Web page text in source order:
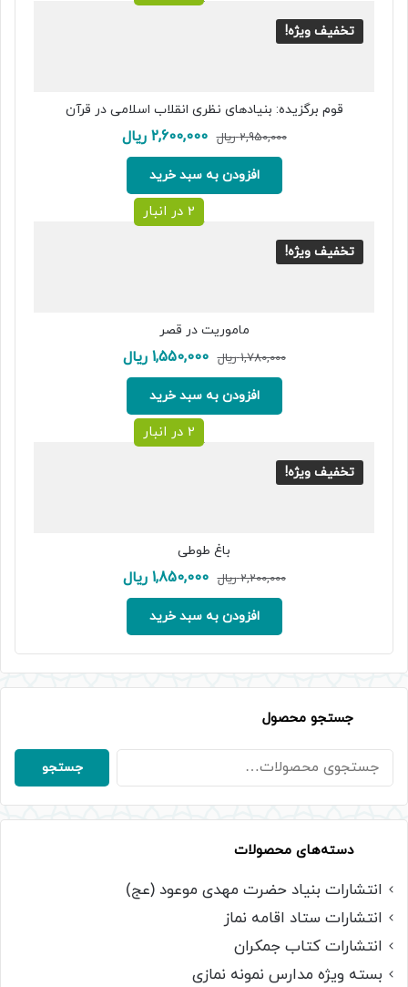
تخفیف ویژه!
قوم برگزیده: بنیادهای نظری انقلاب اسلامی در قرآن
2,950,000 ریال قیمت
اصلی:
2,950,000 ریال
بود.
2,600,000 ریالقیمت
افزودن به سبد خرید
تخفیف ویژه!
2 در انبار
ماموریت در قصر
1,780,000 ریال قیمت
اصلی:
1,780,000 ریال
بود.
1,550,000 ریالقیمت
افزودن به سبد خرید
تخفیف ویژه!
2 در انبار
باغ طوطی
2,200,000 ریال قیمت
اصلی:
2,200,000 ریال
بود.
1,850,000 ریالقیمت
افزودن به سبد خرید
جستجو محصول
جستجو
برای:
جستجو
دسته‌های محصولات
انتشارات بنیاد حضرت مهدی موعود (عج)
انتشارات ستاد اقامه نماز
انتشارات کتاب جمکران
بسته ویژه مدارس نمونه نمازی